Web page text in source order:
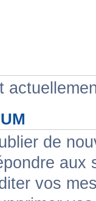
de
aux
vos